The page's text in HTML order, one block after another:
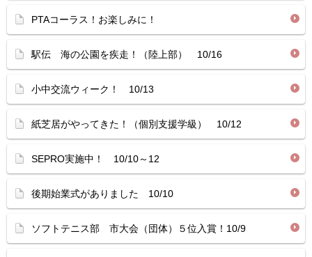
PTAコーラス！お楽しみに！
駅伝 海の公園を疾走！（陸上部） 10/16
小中交流ウィーク！ 10/13
紙芝居がやってきた！（個別支援学級） 10/12
SEPRO実施中！ 10/10～12
後期始業式がありました 10/10
ソフトテニス部 市大会（団体）５位入賞！10/9